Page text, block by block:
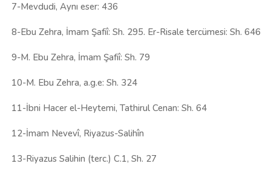
7-Mevdudi, Aynı eser: 436
8-Ebu Zehra, İmam Şafiî: Sh. 295. Er-Risale tercümesi: Sh. 646
9-M. Ebu Zehra, İmam Şafiî: Sh. 79
10-M. Ebu Zehra, a.g.e: Sh. 324
11-İbni Hacer el-Heytemi, Tathirul Cenan: Sh. 64
12-İmam Nevevî, Riyazus-Salihîn
13-Riyazus Salihin (terc.) C.1, Sh. 27